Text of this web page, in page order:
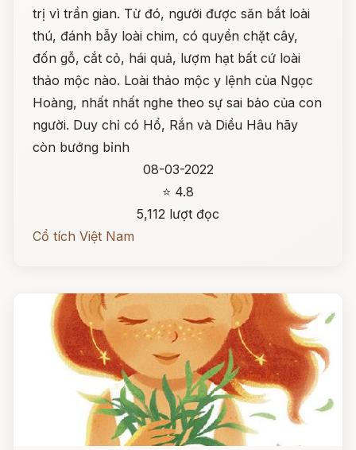
trị vì trần gian. Từ đó, người được săn bắt loài
thú, đánh bẫy loài chim, có quyền chặt cây,
đốn gỗ, cắt cỏ, hái quả, lượm hạt bất cứ loài
thảo mộc nào. Loài thảo mộc y lệnh của Ngọc
Hoàng, nhất nhất nghe theo sự sai bảo của con
người. Duy chỉ có Hổ, Rắn và Diều Hâu hãy
còn bướng bỉnh
08-03-2022
⭐ 4.8
5,112 lượt đọc
Cổ tích Việt Nam